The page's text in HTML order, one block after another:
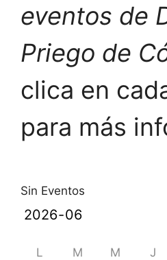
eventos de
Priego de
clica en
para más
Sin Eventos
L M M J